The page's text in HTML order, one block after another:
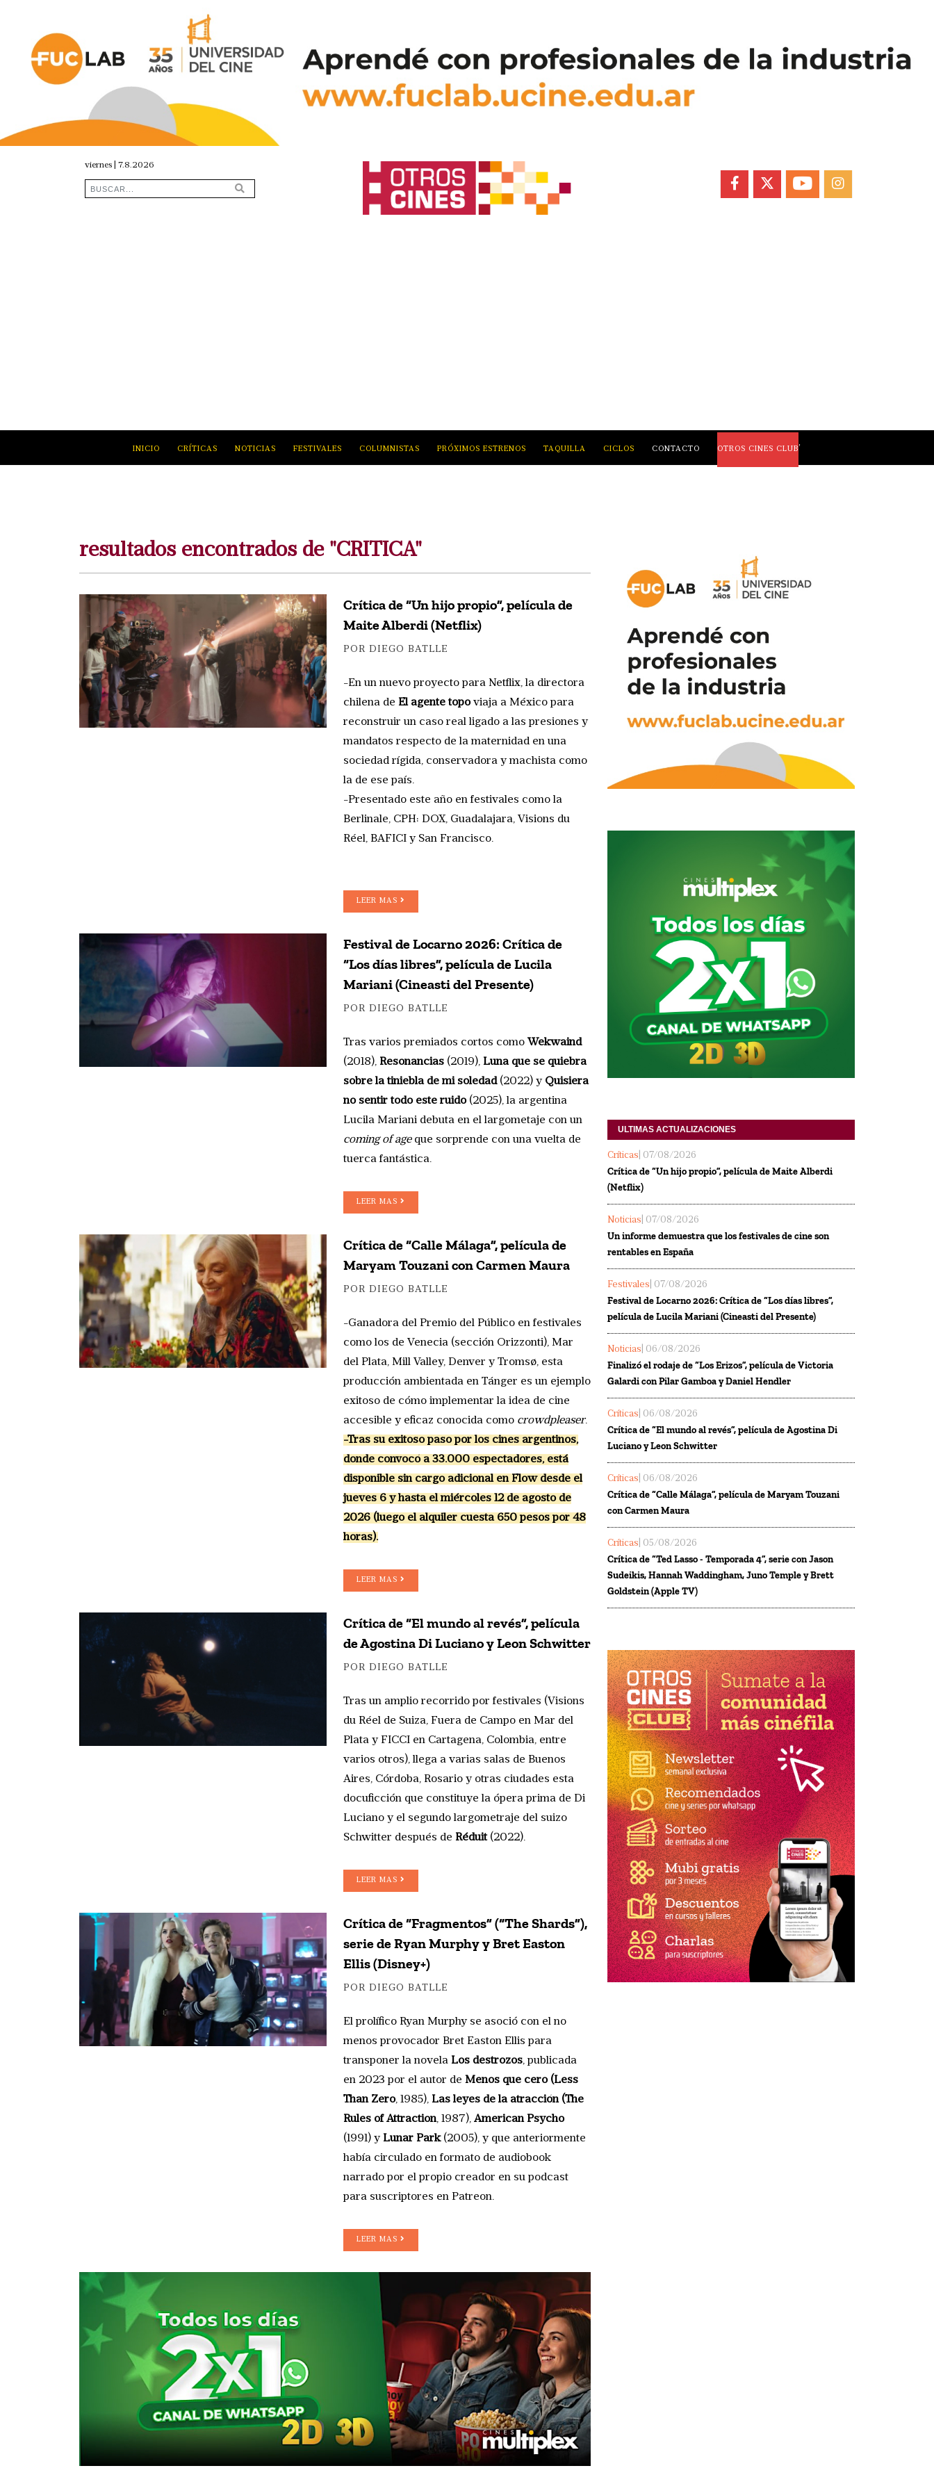
viernes | 7.8.2026
FACEBOOKYOUTUBEINSTAGRAM
INICIO CRÍTICAS NOTICIAS FESTIVALES COLUMNISTAS PRÓXIMOS ESTRENOS TAQUILLA CICLOS CONTACTO OTROS CINES CLUB
resultados encontrados de "CRITICA"
Crítica de “Un hijo propio”, película de
Maite Alberdi (Netflix)
POR DIEGO BATLLE
-En un nuevo proyecto para Netflix, la directora
chilena de El agente topoviaja a México para
reconstruir un caso real ligado a las presiones y
mandatos respecto de la maternidad en una
sociedad rígida, conservadora y machista como
la de ese país.
-Presentado este año en festivales como la
Berlinale, CPH: DOX, Guadalajara, Visions du
Réel, BAFICI y San Francisco.
LEER MAS
Festival de Locarno 2026: Crítica de
“Los días libres”, película de Lucila
Mariani (Cineasti del Presente)
POR DIEGO BATLLE
Tras varios premiados cortos como Wekwaind
(2018), Resonancias (2019), Luna que se quiebra
sobre la tiniebla de mi soledad(2022) y Quisiera
no sentir todo este ruido(2025), la argentina
Lucila Mariani debuta en el largometaje con un
coming of ageque sorprende con una vuelta de
tuerca fantástica.
LEER MAS
Crítica de “Calle Málaga”, película de
Maryam Touzani con Carmen Maura
POR DIEGO BATLLE
-Ganadora del Premio del Público en festivales
como los de Venecia (sección Orizzonti), Mar
del Plata, Mill Valley, Denver y Tromsø, esta
producción ambientada en Tánger es un ejemplo
exitoso de cómo implementar la idea de cine
accesible y eficaz conocida como crowdpleaser.
-Tras su exitoso paso por los cines argentinos,
donde convocó a 33.000 espectadores, está
disponible sin cargo adicional en Flow desde el
jueves 6 y hasta el miércoles 12 de agosto de
2026 (luego el alquiler cuesta 650 pesos por 48
horas).
LEER MAS
Crítica de “El mundo al revés”, película
de Agostina Di Luciano y Leon Schwitter
POR DIEGO BATLLE
Tras un amplio recorrido por festivales (Visions
du Réel de Suiza, Fuera de Campo en Mar del
Plata y FICCI en Cartagena, Colombia, entre
varios otros), llega a varias salas de Buenos
Aires, Córdoba, Rosario y otras ciudades esta
docuficción que constituye la ópera prima de Di
Luciano y el segundo largometraje del suizo
Schwitter después de Réduit(2022).
LEER MAS
Crítica de “Fragmentos” (“The Shards”),
serie de Ryan Murphy y Bret Easton
Ellis (Disney+)
POR DIEGO BATLLE
El prolífico Ryan Murphy se asoció con el no
menos provocador Bret Easton Ellis para
transponer la novela Los destrozos, publicada
en 2023 por el autor de Menos que cero (Less
Than Zero, 1985), Las leyes de la atracción (The
Rules of Attraction, 1987), American Psycho
(1991) y Lunar Park(2005), y que anteriormente
había circulado en formato de audiobook
narrado por el propio creador en su podcast
para suscriptores en Patreon.
LEER MAS
ULTIMAS ACTUALIZACIONES
Críticas | 07/08/2026
Crítica de “Un hijo propio”, película de Maite Alberdi
(Netflix)
Noticias | 07/08/2026
Un informe demuestra que los festivales de cine son
rentables en España
Festivales | 07/08/2026
Festival de Locarno 2026: Crítica de “Los días libres”,
película de Lucila Mariani (Cineasti del Presente)
Noticias | 06/08/2026
Finalizó el rodaje de “Los Erizos”, película de Victoria
Galardi con Pilar Gamboa y Daniel Hendler
Críticas | 06/08/2026
Crítica de “El mundo al revés”, película de Agostina Di
Luciano y Leon Schwitter
Críticas | 06/08/2026
Crítica de “Calle Málaga”, película de Maryam Touzani
con Carmen Maura
Críticas | 05/08/2026
Crítica de “Ted Lasso - Temporada 4”, serie con Jason
Sudeikis, Hannah Waddingham, Juno Temple y Brett
Goldstein (Apple TV)